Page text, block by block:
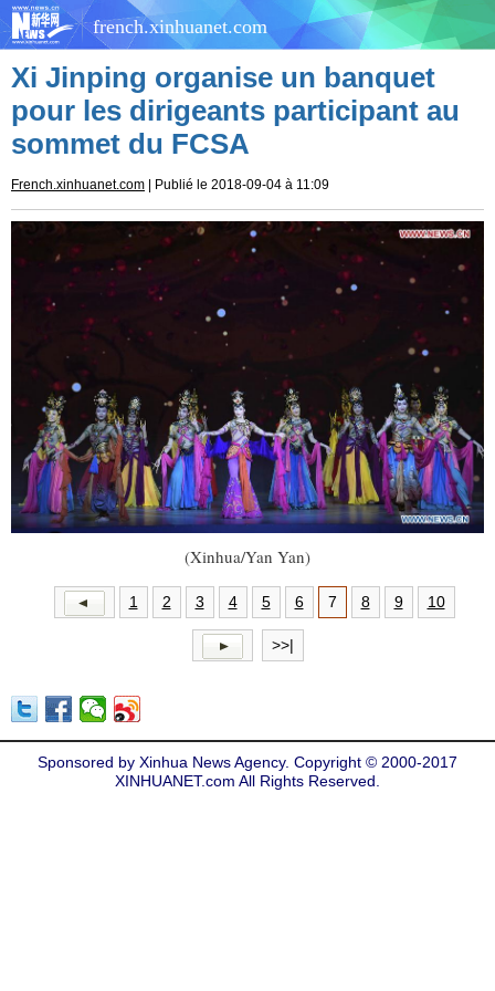
french.xinhuanet.com
Xi Jinping organise un banquet
pour les dirigeants participant au
sommet du FCSA
French.xinhuanet.com | Publié le 2018-09-04 à 11:09
(Xinhua/Yan Yan)
1 2 3 4 5 6 7 8 9 10
>>|
Sponsored by Xinhua News Agency. Copyright © 2000-2017
XINHUANET.com All Rights Reserved.